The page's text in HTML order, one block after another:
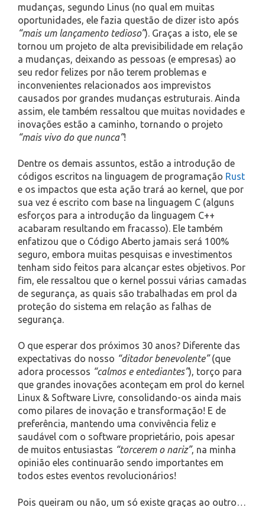
mudanças, segundo Linus (no qual em muitas
oportunidades, ele fazia questão de dizer isto após
“mais um lançamento tedioso”). Graças a isto, ele se
tornou um projeto de alta previsibilidade em relação
a mudanças, deixando as pessoas (e empresas) ao
seu redor felizes por não terem problemas e
inconvenientes relacionados aos imprevistos
causados por grandes mudanças estruturais. Ainda
assim, ele também ressaltou que muitas novidades e
inovações estão a caminho, tornando o projeto
“mais vivo do que nunca”!
Dentre os demais assuntos, estão a introdução de
códigos escritos na linguagem de programação Rust
e os impactos que esta ação trará ao kernel, que por
sua vez é escrito com base na linguagem C (alguns
esforços para a introdução da linguagem C++
acabaram resultando em fracasso). Ele também
enfatizou que o Código Aberto jamais será 100%
seguro, embora muitas pesquisas e investimentos
tenham sido feitos para alcançar estes objetivos. Por
fim, ele ressaltou que o kernel possui várias camadas
de segurança, as quais são trabalhadas em prol da
proteção do sistema em relação as falhas de
segurança.
O que esperar dos próximos 30 anos? Diferente das
expectativas do nosso “ditador benevolente”(que
adora processos “calmos e entediantes”), torço para
que grandes inovações aconteçam em prol do kernel
Linux & Software Livre, consolidando-os ainda mais
como pilares de inovação e transformação! E de
preferência, mantendo uma convivência feliz e
saudável com o software proprietário, pois apesar
de muitos entusiastas “torcerem o nariz”, na minha
opinião eles continuarão sendo importantes em
todos estes eventos revolucionários!
Pois queiram ou não, um só existe graças ao outro…